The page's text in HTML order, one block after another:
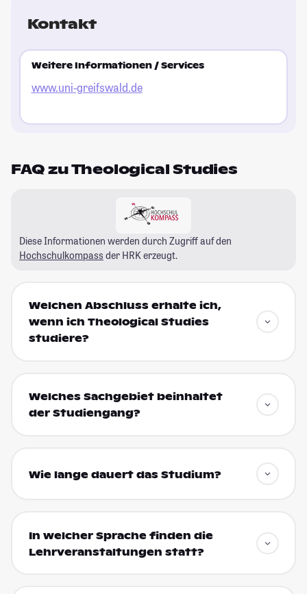
Kontakt
Weitere Informationen / Services
www.uni-greifswald.de
FAQ zu Theological Studies
Diese Informationen werden durch Zugriff auf den
Hochschulkompass der HRK erzeugt.
Welchen Abschluss erhalte ich,
wenn ich Theological Studies
studiere?
Welches Sachgebiet beinhaltet
der Studiengang?
Wie lange dauert das Studium?
In welcher Sprache finden die
Lehrveranstaltungen statt?